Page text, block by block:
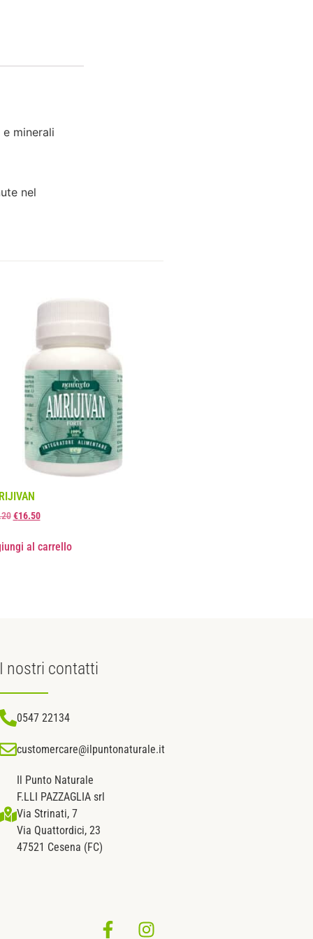
minerali
nel
€16.50
al carrello
nostri contatti
0547 22134
customercare@ilpuntonaturale.it
Il Punto Naturale
F.LLI PAZZAGLIA srl
Via Strinati, 7
Via Quattordici, 23
47521 Cesena (FC)